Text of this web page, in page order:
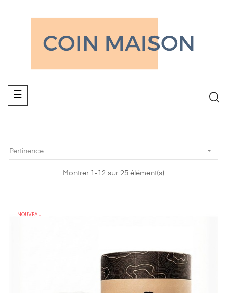
Basculer
la
☰
Pertinence 
Montrer 1-12 sur 25 élément(s)
NOUVEAU